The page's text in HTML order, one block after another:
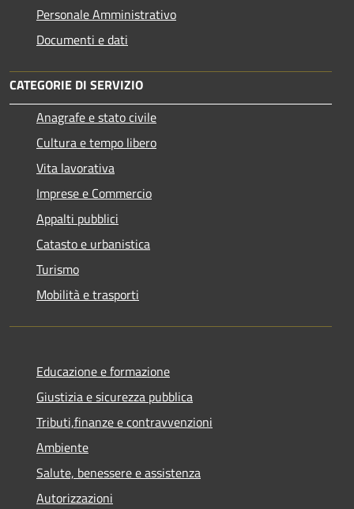
Personale Amministrativo
Documenti e dati
CATEGORIE DI SERVIZIO
Anagrafe e stato civile
Cultura e tempo libero
Vita lavorativa
Imprese e Commercio
Appalti pubblici
Catasto e urbanistica
Turismo
Mobilità e trasporti
Educazione e formazione
Giustizia e sicurezza pubblica
Tributi,finanze e contravvenzioni
Ambiente
Salute, benessere e assistenza
Autorizzazioni